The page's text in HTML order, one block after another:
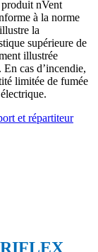
nVent
à la norme
la
supérieure de
illustrée
cas d’incendie,
limitée de fumée
et répartiteur